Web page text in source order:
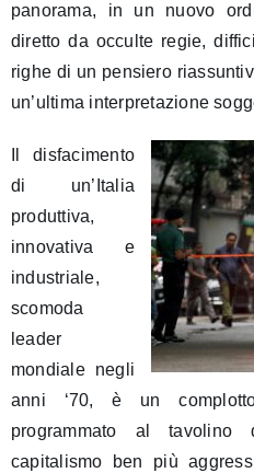
panorama, in un nuovo
diretto da occulte regie,
righe di un pensiero
un’ultima interpretazione
Il disfacimento
di un’Italia
produttiva,
innovativa e
industriale,
scomoda
leader
mondiale negli
anni ‘70, è un
programmato al
capitalismo ben più